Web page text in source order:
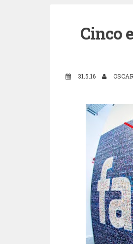
Cinco
31.5.16